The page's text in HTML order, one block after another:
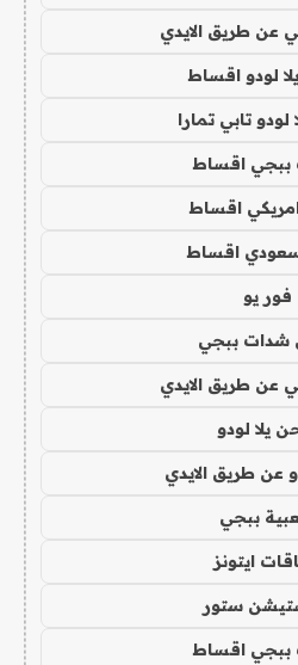
عن طريق الايدي
لودو اقساط
تابي تمارا
اقساط
امريكي اقساط
سعودي اقساط
فور يو
ببجي
عن طريق الايدي
يلا لودو
عن طريق الايدي
ببجي
ايتونز
ستور
اقساط